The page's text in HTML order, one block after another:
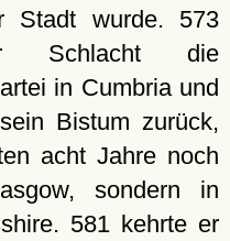
Stadt wurde. 573
Schlacht die
in Cumbria und
Bistum zurück,
acht Jahre noch
sondern in
581 kehrte er